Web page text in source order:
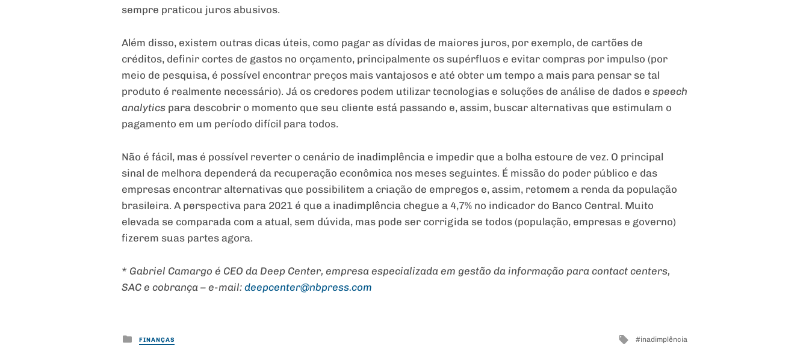
sempre praticou juros abusivos.
Além disso, existem outras dicas úteis, como pagar as dívidas de maiores juros, por exemplo, de cartões de
créditos, definir cortes de gastos no orçamento, principalmente os supérfluos e evitar compras por impulso (por
meio de pesquisa, é possível encontrar preços mais vantajosos e até obter um tempo a mais para pensar se tal
produto é realmente necessário). Já os credores podem utilizar tecnologias e soluções de análise de dados e speech
analytics para descobrir o momento que seu cliente está passando e, assim, buscar alternativas que estimulam o
pagamento em um período difícil para todos.
Não é fácil, mas é possível reverter o cenário de inadimplência e impedir que a bolha estoure de vez. O principal
sinal de melhora dependerá da recuperação econômica nos meses seguintes. É missão do poder público e das
empresas encontrar alternativas que possibilitem a criação de empregos e, assim, retomem a renda da população
brasileira. A perspectiva para 2021 é que a inadimplência chegue a 4,7% no indicador do Banco Central. Muito
elevada se comparada com a atual, sem dúvida, mas pode ser corrigida se todos (população, empresas e governo)
fizerem suas partes agora.
* Gabriel Camargo é CEO da Deep Center, empresa especializada em gestão da informação para contact centers,
SAC e cobrança – e-mail: deepcenter@nbpress.com
Posted
in
FINANÇAS
Tagged
inadimplência